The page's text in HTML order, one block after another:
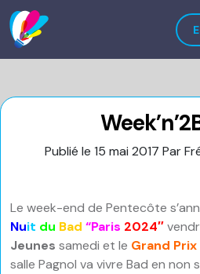
Publié le 15 mai 2017 Par
Le week-end de Pentecôte
Nuit du Bad “Paris 2024″
Jeunes samedi et le Grand
salle Pagnol va vivre Bad en